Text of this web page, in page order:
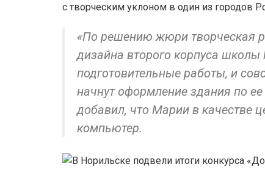
с творческим уклоном в один из городов
«По решению жюри творческая
дизайна второго корпуса
подготовительные работы, и
начнут оформление здания по
добавил, что Марии в качестве
компьютер.